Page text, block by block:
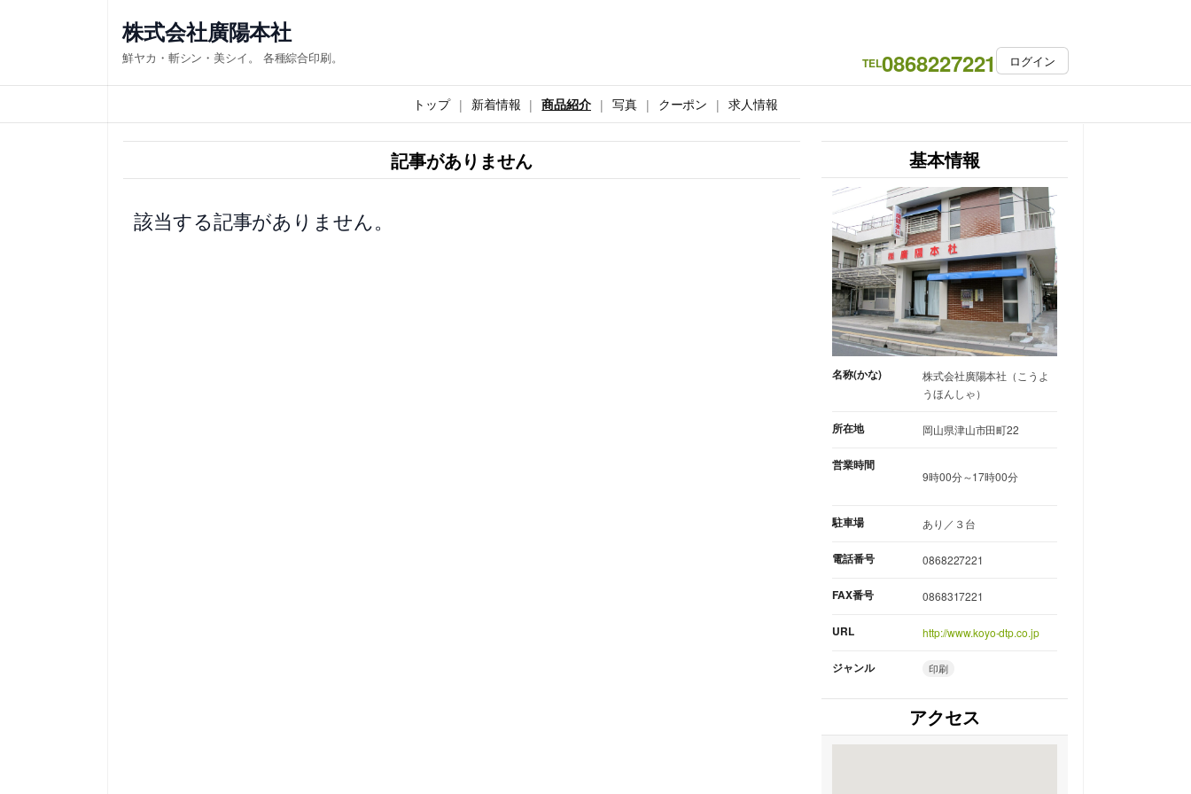
ス
キ
株式会社廣陽本社
鮮ヤカ・斬シン・美シイ。 各種綜合印刷。 TEL0868227221 ログイン
トップ 新着情報 商品紹介 写真 クーポン 求人情報
記事がありません
該当する記事がありません。
基本情報
名称(かな)
株式会社廣陽本社（こうよ
うほんしゃ）
所在地 岡山県津山市田町22
営業時間
9時00分～17時00分
駐車場 あり／３台
電話番号 0868227221
FAX番号 0868317221
URL http://www.koyo-dtp.co.jp
ジャンル 印刷
アクセス